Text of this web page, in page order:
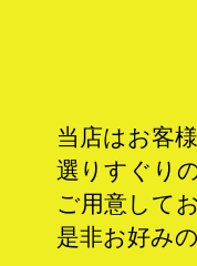
当店はお客
選りすぐり
ご用意して
是非お好み